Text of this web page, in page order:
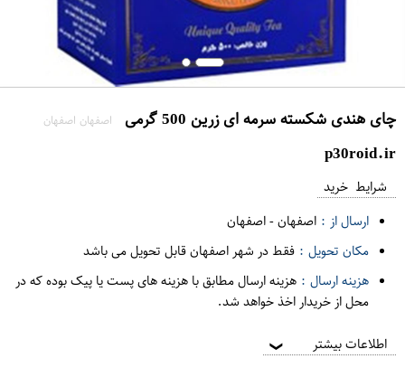
چای هندی شکسته سرمه ای زرین 500 گرمی اصفهان اصفهان
p30roid.ir
شرایط خرید
ارسال از : اصفهان-اصفهان
مکان تحویل : فقط در شهر اصفهان قابل تحویل می باشد
هزینه ارسال : هزینه ارسال مطابق با هزینه های پست یا پیک بوده که در
محل از خریدار اخذ خواهد شد.
اطلاعات بیشتر ❯